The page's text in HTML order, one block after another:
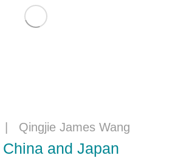
Qingjie James Wang
and Japan